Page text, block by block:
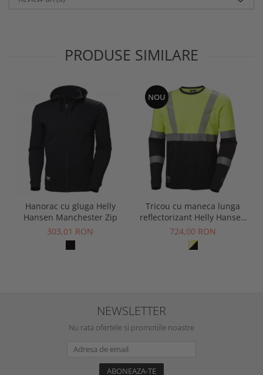
PRODUSE SIMILARE
Hanorac cu gluga Helly
Hansen Manchester Zip
303,01 RON
NOU
Tricou cu maneca lunga
reflectorizant Helly Hansen
Fyre Longsleeve CL1
724,00 RON
NEWSLETTER
Nu rata ofertele si promotiile noastre